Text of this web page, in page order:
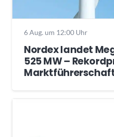
6 Aug. um 12:00 Uhr
Nordex landet
525 MW –